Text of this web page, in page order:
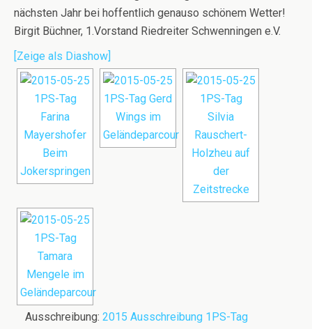
nächsten Jahr bei hoffentlich genauso schönem Wetter!
Birgit Büchner, 1.Vorstand Riedreiter Schwenningen e.V.
[Zeige als Diashow]
Ausschreibung: 2015 Ausschreibung 1PS-Tag